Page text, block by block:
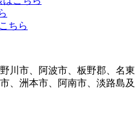
川市、阿波市、板野郡、名東
、洲本市、阿南市、淡路島及